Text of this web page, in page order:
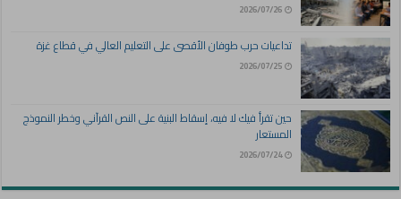
2026/07/26
تداعيات حرب طوفان الأقصى على التعليم العالي في قطاع غزة
2026/07/25
حين تقرأ فيك لا فيه، إسقاط البنية على النص القرآني وخطر النموذج
المستعار
2026/07/24